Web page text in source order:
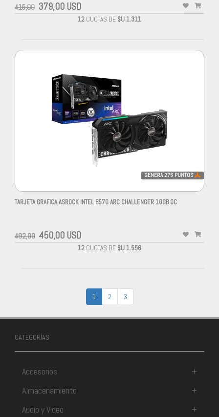
415,00 379,00 USD
12 CUOTAS DE $U 1.311
GENERA276 PUNTOS
TARJETA GRAFICA ASROCK INTEL B570 ARC CHALLENGER 10GB OC
492,00 450,00 USD
12 CUOTAS DE $U 1.556
1 2 3
CATEGORÍAS
Accesorios
+
Almacenamiento
+
Audio y Video
+